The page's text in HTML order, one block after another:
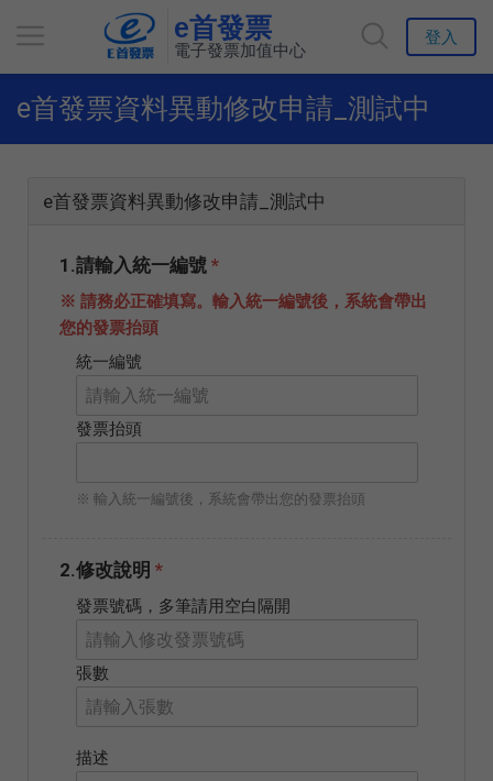
e首發票
電子發票加值中心
登入
e首發票資料異動修改申請_測試中
e首發票資料異動修改申請_測試中
1.請輸入統一編號 *
※ 請務必正確填寫。輸入統一編號後，系統會帶出
您的發票抬頭
統一編號
發票抬頭
※ 輸入統一編號後，系統會帶出您的發票抬頭
2.修改說明 *
發票號碼，多筆請用空白隔開
張數
描述